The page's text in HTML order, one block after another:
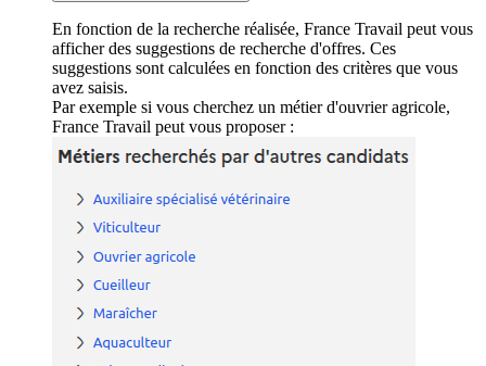
En fonction de la recherche réalisée, France Travail peut vous
afficher des suggestions de recherche d'offres. Ces
suggestions sont calculées en fonction des critères que vous
avez saisis.
Par exemple si vous cherchez un métier d'ouvrier agricole,
France Travail peut vous proposer :